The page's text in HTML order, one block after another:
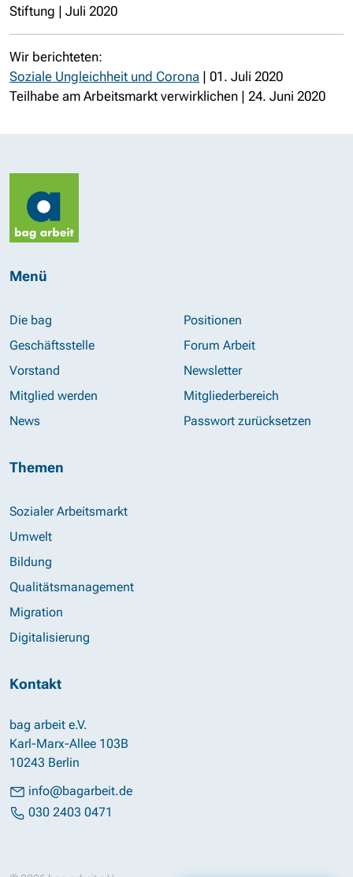
Stiftung | Juli 2020
Wir berichteten:
Soziale Ungleichheit und Corona | 01. Juli 2020
Teilhabe am Arbeitsmarkt verwirklichen | 24. Juni 2020
Menü
Die bag
Geschäftsstelle
Vorstand
Mitglied werden
News
Positionen
Forum Arbeit
Newsletter
Mitgliederbereich
Passwort zurücksetzen
Themen
Sozialer Arbeitsmarkt
Umwelt
Bildung
Qualitätsmanagement
Migration
Digitalisierung
Kontakt
bag arbeit e.V.
Karl-Marx-Allee 103B
10243 Berlin
info@bagarbeit.de
030 2403 0471